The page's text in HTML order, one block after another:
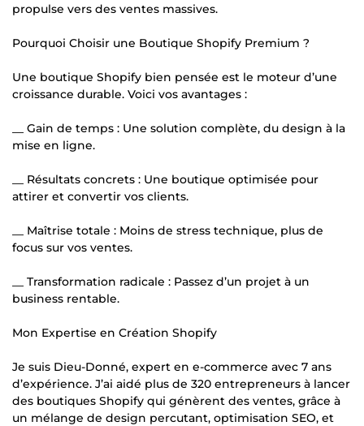
propulse vers des ventes massives.
Pourquoi Choisir une Boutique Shopify Premium ?
Une boutique Shopify bien pensée est le moteur d’une
croissance durable. Voici vos avantages :
__ Gain de temps : Une solution complète, du design à la
mise en ligne.
__ Résultats concrets : Une boutique optimisée pour
attirer et convertir vos clients.
__ Maîtrise totale : Moins de stress technique, plus de
focus sur vos ventes.
__ Transformation radicale : Passez d’un projet à un
business rentable.
Mon Expertise en Création Shopify
Je suis Dieu-Donné, expert en e-commerce avec 7 ans
d’expérience. J’ai aidé plus de 320 entrepreneurs à lancer
des boutiques Shopify qui génèrent des ventes, grâce à
un mélange de design percutant, optimisation SEO, et